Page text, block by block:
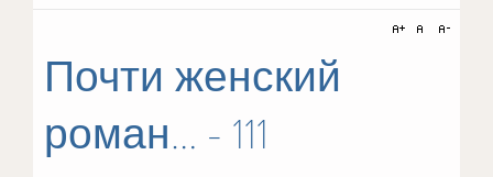
Почти женский
роман… - 111